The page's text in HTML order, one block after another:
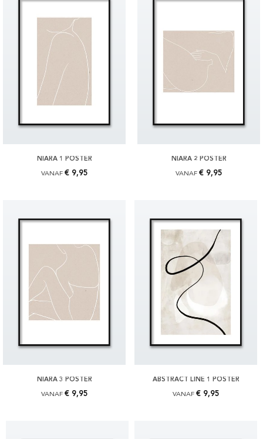
NIARA 1 POSTER
VANAF € 9,95
NIARA 2 POSTER
VANAF € 9,95
NIARA 3 POSTER
VANAF € 9,95
ABSTRACT LINE 1 POSTER
VANAF € 9,95